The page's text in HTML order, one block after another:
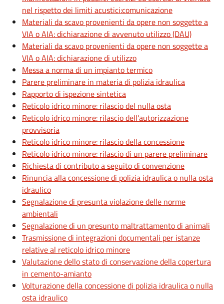
nel rispetto dei limiti acustici:comunicazione
Materiali da scavo provenienti da opere non soggette a
VIA o AIA: dichiarazione di avvenuto utilizzo (DAU)
Materiali da scavo provenienti da opere non soggette a
VIA o AIA: dichiarazione di utilizzo
Messa a norma di un impianto termico
Parere preliminare in materia di polizia idraulica
Rapporto di ispezione sintetica
Reticolo idrico minore: rilascio del nulla osta
Reticolo idrico minore: rilascio dell'autorizzazione
provvisoria
Reticolo idrico minore: rilascio della concessione
Reticolo idrico minore: rilascio di un parere preliminare
Richiesta di contributo a seguito di convenzione
Rinuncia alla concessione di polizia idraulica o nulla osta
idraulico
Segnalazione di presunta violazione delle norme
ambientali
Segnalazione di un presunto maltrattamento di animali
Trasmissione di integrazioni documentali per istanze
relative al reticolo idrico minore
Valutazione dello stato di conservazione della copertura
in cemento-amianto
Volturazione della concessione di polizia idraulica o nulla
osta idraulico